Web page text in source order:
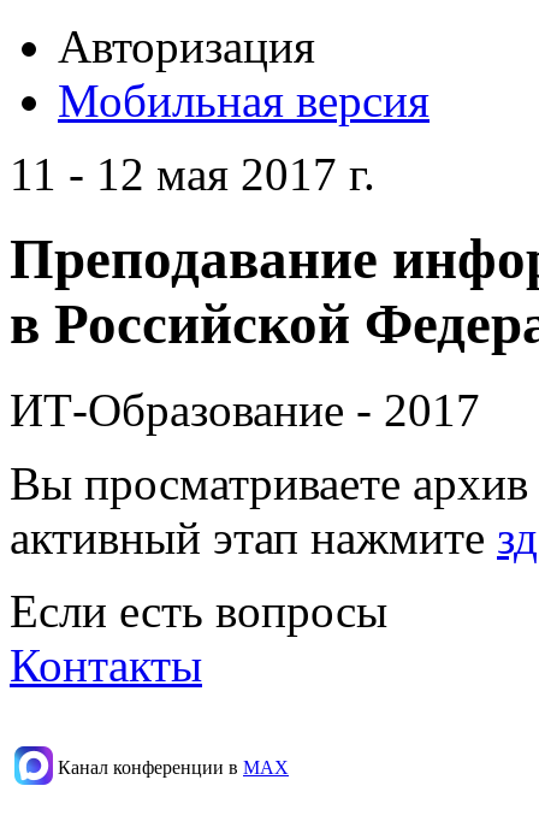
Авторизация
Мобильная версия
11 - 12 мая 2017 г.
Преподавание
в Российской
ИТ-Образование - 2017
Вы просматриваете
активный этап нажмите
Если есть вопросы
Контакты
Канал конференции в МАХ